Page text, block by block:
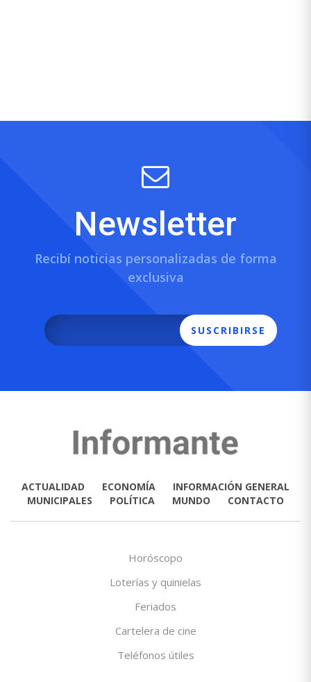
Newsletter
Recibí noticias personalizadas de forma
exclusiva
SUSCRIBIRSE
ACTUALIDAD ECONOMÍA
INFORMACIÓN GENERAL
MUNICIPALES
POLÍTICA MUNDO CONTACTO
Horóscopo
Loterías y quinielas
Feriados
Cartelera de cine
Teléfonos útiles